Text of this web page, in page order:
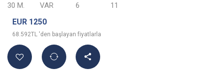
30 M. VAR 6 11
EUR 1250
68.592TL 'den başlayan fiyatlarla